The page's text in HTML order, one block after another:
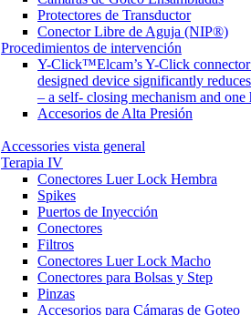
Protectores de Transductor
Conector Libre de Aguja (NIP®)
Procedimientos de intervención
Y-Click™Elcam’s Y-Click
designed device significantly
– a self- closing mechanism and one
Accesorios de Alta Presión
Accessories vista general
Terapia IV
Conectores Luer Lock Hembra
Spikes
Puertos de Inyección
Conectores
Filtros
Conectores Luer Lock Macho
Conectores para Bolsas y Step
Pinzas
Accesorios para Cámaras de Goteo